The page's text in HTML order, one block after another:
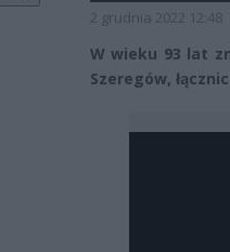
2 grudnia 2022 12:48
W wieku 93 lat
Szeregów,